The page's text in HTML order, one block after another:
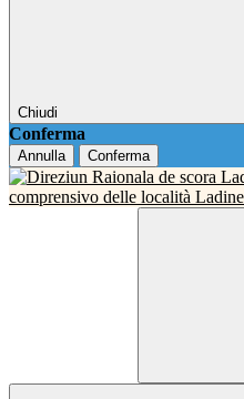
Chiudi
Conferma
Annulla Conferma